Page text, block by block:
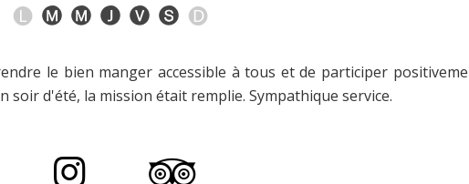
le bien manger accessible à tous et de participer
soir d'été, la mission était remplie. Sympathique service.